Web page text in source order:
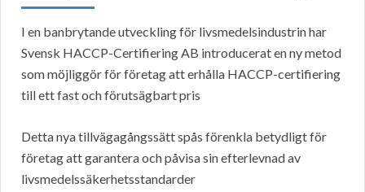
I en banbrytande utveckling för livsmedelsindustrin har
Svensk HACCP-Certifiering AB introducerat en ny metod
som möjliggör för företag att erhålla HACCP-certifiering
till ett fast och förutsägbart pris
Detta nya tillvägagångssätt spås förenkla betydligt för
företag att garantera och påvisa sin efterlevnad av
livsmedelssäkerhetsstandarder